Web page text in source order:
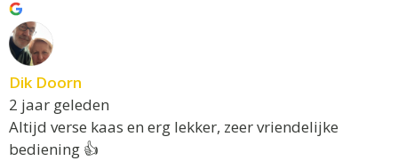
Dik Doorn
2 jaar geleden
Altijd verse kaas en erg lekker, zeer vriendelijke
bediening 👍